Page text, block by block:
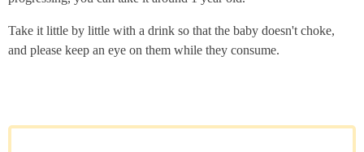
Take it little by little with a drink so that the baby doesn't choke,
and please keep an eye on them while they consume.